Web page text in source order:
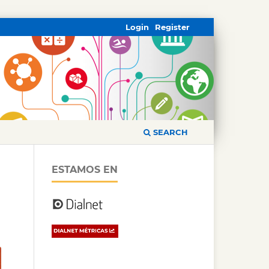
SEARCH
Register
Login
ESTAMOS EN